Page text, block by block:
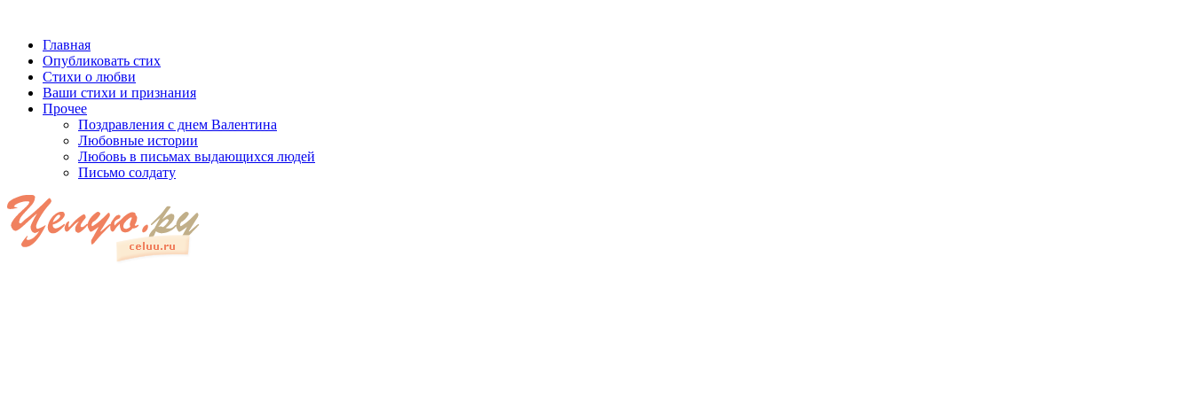
Главная
Опубликовать стих
Стихи о любви
Ваши стихи и признания
Прочее
Поздравления с днем Валентина
Любовные истории
Любовь в письмах выдающихся людей
Письмо солдату